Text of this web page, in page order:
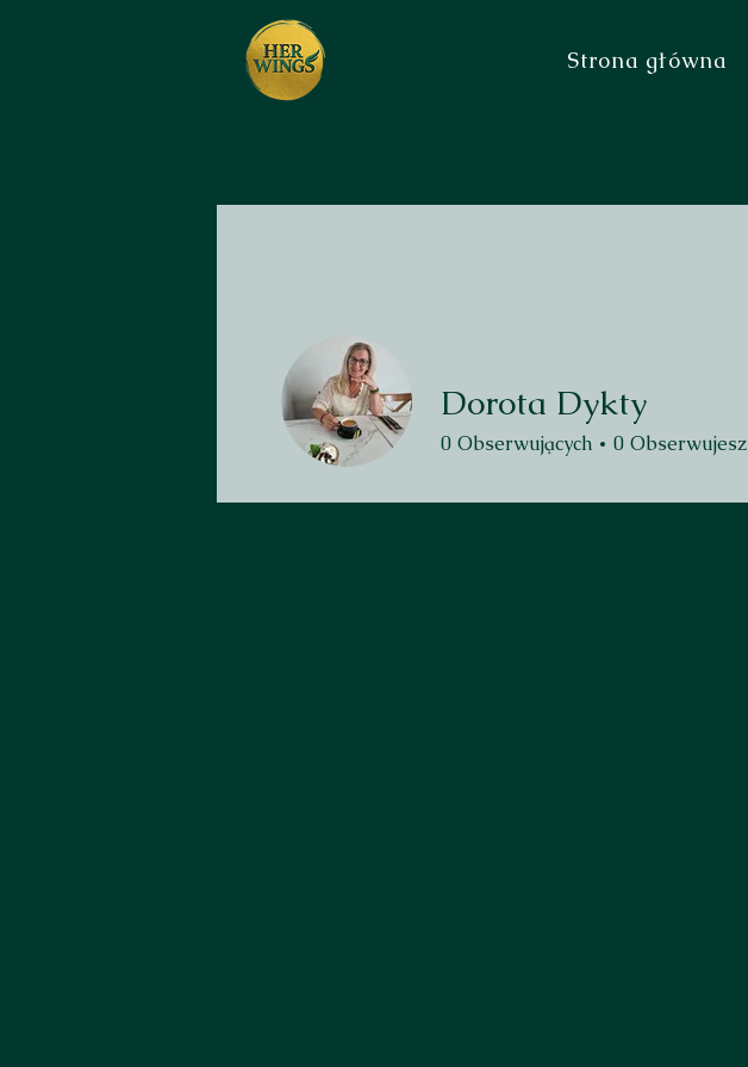
Strona główna
Dorota Dykty
0 Obserwujących 0 Obserwujesz